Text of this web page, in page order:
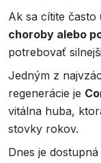
Ak sa cítite často
choroby alebo
potrebovať
Jedným z
regenerácie je
vitálna huba,
stovky rokov.
Dnes je